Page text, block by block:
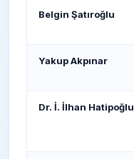
Belgin Şatıroğlu
Yakup Akpınar
Dr. İ. İlhan Hatipoğlu